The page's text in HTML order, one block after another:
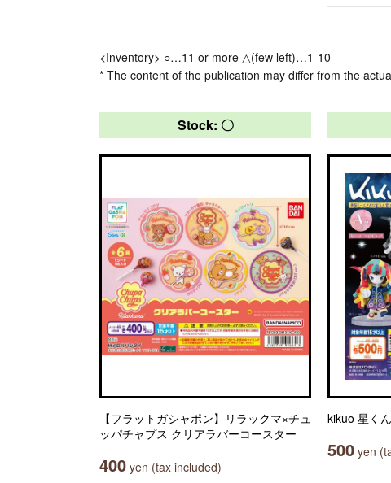
<Inventory> ○…11 or more △(few left)…1-10
* The content of the publication may differ from the
Stock: 〇
【フラットガシャポン】リラックマ×チュ
ッパチャプス クリアラバーコースター
400 yen (tax included)
kikuo 星く
500 yen